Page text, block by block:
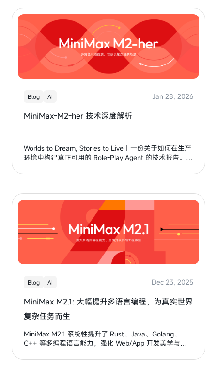
M2.5 优化了模型对复杂任务的拆解能力和思考过程中
token 的消耗，使其能更快地完成复杂的 Agentic 任务，
比如在 SWE-Bench Verified 的测试中，比上一个版本
M2.1 完成任务的速度快了 37%。
Blog AI Jan 28, 2026
MiniMax-M2-her 技术深度解析
Worlds to Dream, Stories to Live｜一份关于如何在生产
环境中构建真正可用的 Role-Play Agent 的技术报告。今
让一个产品在用户生命中留下痕迹，也足以让我们从长期
Blog AI Dec 23, 2025
MiniMax M2.1: 大幅提升多语言编程，为真实世界
复杂任务而生
MiniMax M2.1 系统性提升了 Rust、Java、Golang、
C++ 等多编程语言能力，强化 Web/App 开发美学与复
Claude Opus 4.5 水平，并在 Claude Code、Cline、